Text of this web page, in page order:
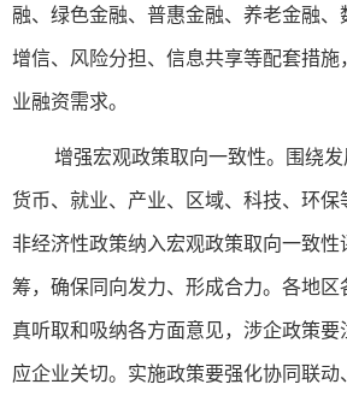
融、绿色金融、普惠金融、养老金融
增信、风险分担、信息共享等配套措
业融资需求。
增强宏观政策取向一致性。围绕发
货币、就业、产业、区域、科技、环
非经济性政策纳入宏观政策取向一致
筹，确保同向发力、形成合力。各地
真听取和吸纳各方面意见，涉企政策
应企业关切。实施政策要强化协同联